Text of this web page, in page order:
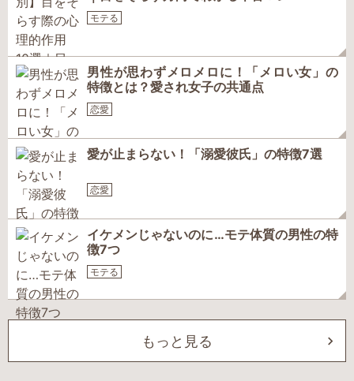
モテる
男性が思わずメロメロに！「メロい女」の
特徴とは？愛され女子の共通点
恋愛
愛が止まらない！「溺愛彼氏」の特徴7選
恋愛
イケメンじゃないのに…モテ体質の男性の特
徴7つ
モテる
もっと見る